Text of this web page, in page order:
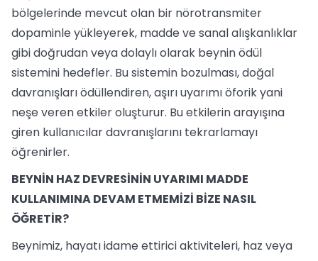
bölgelerinde mevcut olan bir nörotransmiter
dopaminle yükleyerek, madde ve sanal alışkanlıklar
gibi doğrudan veya dolaylı olarak beynin ödül
sistemini hedefler. Bu sistemin bozulması, doğal
davranışları ödüllendiren, aşırı uyarımı öforik yani
neşe veren etkiler oluşturur. Bu etkilerin arayışına
giren kullanıcılar davranışlarını tekrarlamayı
öğrenirler.
BEYNİN HAZ DEVRESİNİN UYARIMI MADDE
KULLANIMINA DEVAM ETMEMİZİ BİZE NASIL
ÖĞRETİR?
Beynimiz, hayatı idame ettirici aktiviteleri, haz veya